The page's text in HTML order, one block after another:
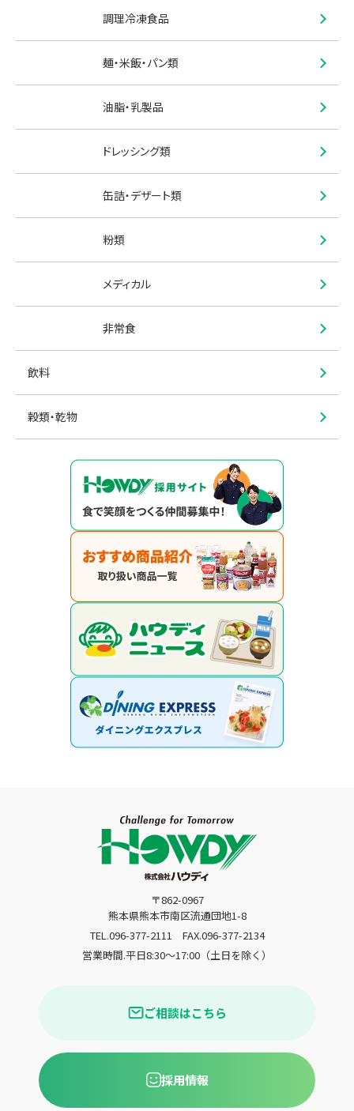
調理冷凍食品
麺・米飯・パン類
油脂・乳製品
ドレッシング類
缶詰・デザート類
粉類
メディカル
非常食
飲料
穀類・乾物
〒862-0967
熊本県熊本市南区流通団地1-8
TEL.096-377-2111
FAX.096-377-2134
営業時間.平日8:30〜17:00（土日を除く）
ご相談はこちら
採用情報